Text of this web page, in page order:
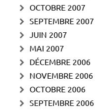
OCTOBRE 2007
SEPTEMBRE 2007
JUIN 2007
MAI 2007
DÉCEMBRE 2006
NOVEMBRE 2006
OCTOBRE 2006
SEPTEMBRE 2006